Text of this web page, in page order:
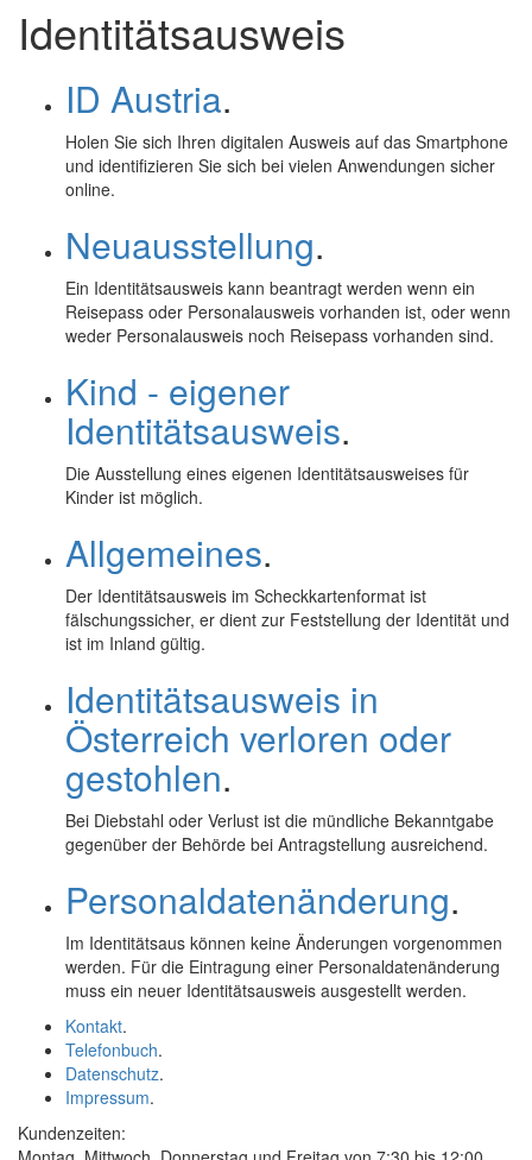
Identitätsausweis
ID Austria.
Holen Sie sich Ihren digitalen Ausweis auf das Smartphone
und identifizieren Sie sich bei vielen Anwendungen sicher
online.
Neuausstellung.
Ein Identitätsausweis kann beantragt werden wenn ein
Reisepass oder Personalausweis vorhanden ist, oder wenn
weder Personalausweis noch Reisepass vorhanden sind.
Kind - eigener
Identitätsausweis.
Die Ausstellung eines eigenen Identitätsausweises für
Kinder ist möglich.
Allgemeines.
Der Identitätsausweis im Scheckkartenformat ist
fälschungssicher, er dient zur Feststellung der Identität und
ist im Inland gültig.
Identitätsausweis in
Österreich verloren oder
gestohlen.
Bei Diebstahl oder Verlust ist die mündliche Bekanntgabe
gegenüber der Behörde bei Antragstellung ausreichend.
Personaldatenänderung.
Im Identitätsaus können keine Änderungen vorgenommen
werden. Für die Eintragung einer Personaldatenänderung
muss ein neuer Identitätsausweis ausgestellt werden.
Kontakt.
Telefonbuch.
Datenschutz.
Impressum.
Kundenzeiten: